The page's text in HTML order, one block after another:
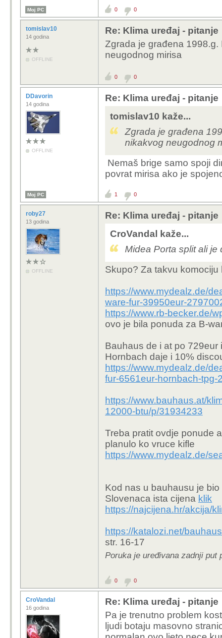
Moj PC 0 0
tomislav10
14 godina
OFFLINE
Re: Klima uređaj - pitanje
Zgrada je građena
neugodnog mirisa
0 0
DDavorin
14 godina
OFFLINE
Re: Klima uređaj - pitanje
tomislav10 kaže...
Zgrada je građena
nikakvog neugodnog
Nemaš brige samo spoji
povrat mirisa ako je
Moj PC 1 0
roby27
13 godina
OFFLINE
Re: Klima uređaj - pitanje
CroVandal kaže...
Midea Porta split ali je
Skupo? Za takvu
https://www.mydealz.de/
ware-fur-39950eur-
https://www.rb-becker.de/
ovo je bila ponuda za B-
Bauhaus de i at po
Hornbach daje i 10%
https://www.mydealz.de/
fur-6561eur-hornbach-tpg-
https://www.bauhaus.at/
12000-btu/p/31934233
Treba pratit ovdje ponude
planulo ko vruce kifle
https://www.mydealz.de/
Kod nas u bauhausu je
Slovenaca ista cijena klik
https://najcijena.hr/akcija/
https://katalozi.net/
str. 16-17
Poruka je uređivana zadnji put
0 0
CroVandal
16 godina
Re: Klima uređaj - pitanje
Pa je trenutno problem
ljudi botaju masovno